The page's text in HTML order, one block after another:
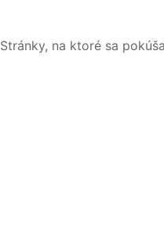
Stránky, na ktoré sa